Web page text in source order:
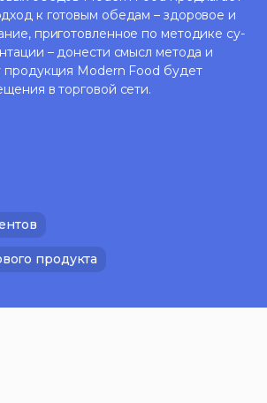
к готовым обедам – здоровое и
приготовленное по методике су-
– донести смысл метода и
продукция Modern Food будет
в торговой сети.
продукта